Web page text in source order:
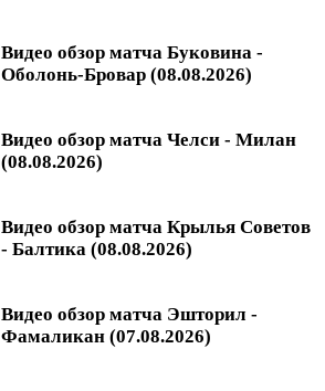
Видео обзор матча Буковина -
Оболонь-Бровар (08.08.2026)
Видео обзор матча Челси - Милан
(08.08.2026)
Видео обзор матча Крылья Советов
- Балтика (08.08.2026)
Видео обзор матча Эшторил -
Фамаликан (07.08.2026)